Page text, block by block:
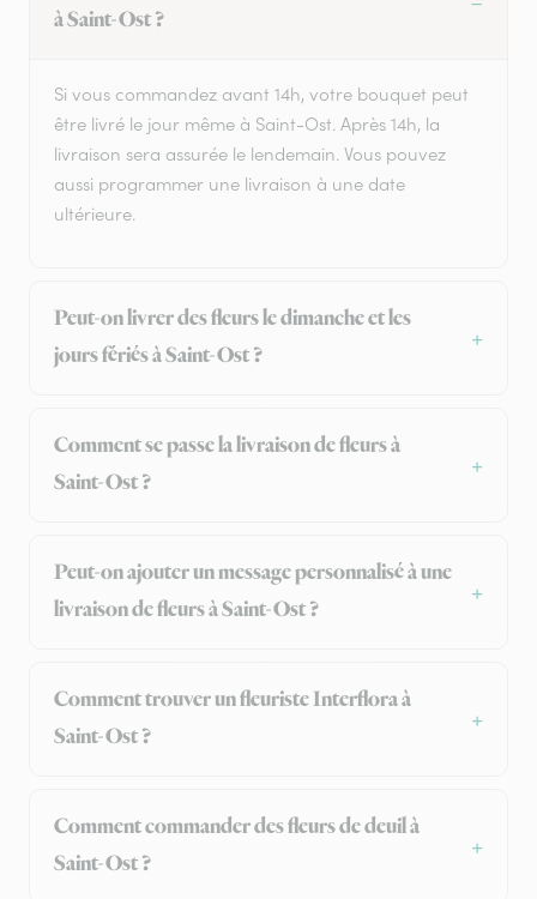
à Saint-Ost ?
Si vous commandez avant 14h, votre bouquet peut
être livré le jour même à Saint-Ost. Après 14h, la
livraison sera assurée le lendemain. Vous pouvez
aussi programmer une livraison à une date
ultérieure.
Peut-on livrer des fleurs le dimanche et les
jours fériés à Saint-Ost ?
Comment se passe la livraison de fleurs à
Saint-Ost ?
Peut-on ajouter un message personnalisé à une
livraison de fleurs à Saint-Ost ?
Comment trouver un fleuriste Interflora à
Saint-Ost ?
Comment commander des fleurs de deuil à
Saint-Ost ?